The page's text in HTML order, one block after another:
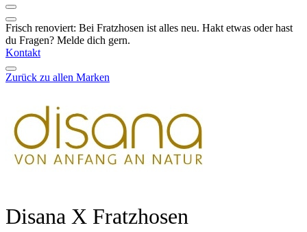
Frisch renoviert: Bei Fratzhosen ist alles neu. Hakt etwas oder hast
du Fragen? Melde dich gern.
Kontakt
Zurück zu allen Marken
Disana X Fratzhosen